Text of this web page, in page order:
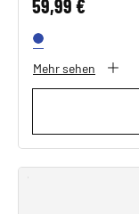
59,99 €
Mehr sehen